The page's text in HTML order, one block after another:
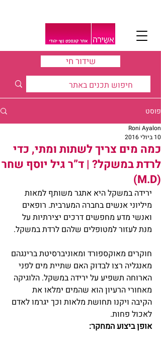
שידור חי
פוסט
כמה מים צריך לשתות ומתי, כדי
לרדת במשקל? | ד”ר גיל יוסף שחר
(M.D)
Roni Ayalon
10 ביולי 2016
ירידה במשקל היא אתגר משותף למאות
מיליוני אנשים בחברה המערבית. רופאים
ואנשי מדע מחפשים דרכים יצירתיות על
מנת לעזור למטופלים שלהם לרדת במשקל.
חוקרים מאוקספורד ומאוניברסיטת ברינגהם
מאנגליה רצו לבדוק האם שתיית מים לפני
הארוחה תשפיע על ירידה במשקל. הלוגיקה
מאחורי הרעיון הוא שהמים ימלאו את
הקיבה ויקנו תחושת מלאות וכך יגרמו לאדם
לאכול פחות.
אופן ביצוע המחקר: